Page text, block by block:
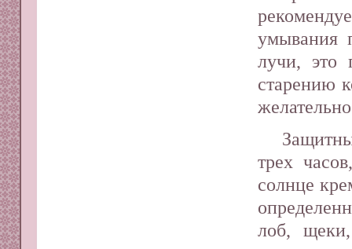
умывания
лучи, это
старению
трех
солнце
лоб,